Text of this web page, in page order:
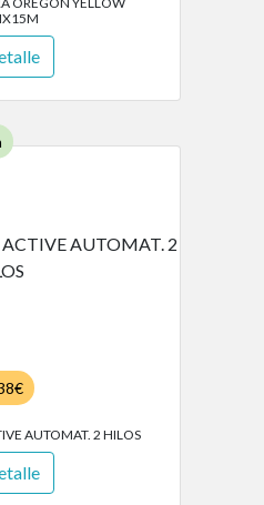
AUTOMAT. 2 HILOS